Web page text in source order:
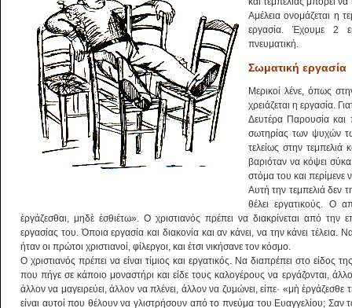
Αμέλεια ονομάζεται η
εργασία. Έχουμε 2
πνευματική.
Σωματική εργασία
Μερικοί λένε, όπως
χρειάζεται η εργασία.
Δευτέρα Παρουσία και
σωτηρίας των ψυχών
τελείως στην τεμπελιά
βαριόταν να κόψει
στόμα του και περίμενε
Αυτή την τεμπελιά δεν
θέλει εργατικούς. Ο
ἐργάζεσθαι, μηδὲ ἐσθιέτω». Ο χριστιανός πρέπει να διακρίνεται από την
εργασίας του. Όποια εργασία και διακονία και αν κάνει, να την κάνει τέλεια.
ήταν οι πρώτοι χριστιανοί, φίλεργοι, και έτσι νικήσανε τον κόσμο.
Ο χριστιανός πρέπει να είναι τίμιος και εργατικός. Να διαπρέπει στο είδος
που πήγε σε κάποιο μοναστήρι και είδε τους καλογέρους να εργάζονται,
άλλον να μαγειρεύει, άλλον να πλένει, άλλον να ζυμώνει, είπε· «μὴ
είναι αυτοί που θέλουν να γλιστρήσουν από το πνεύμα του Ευαγγελίου; Σαν